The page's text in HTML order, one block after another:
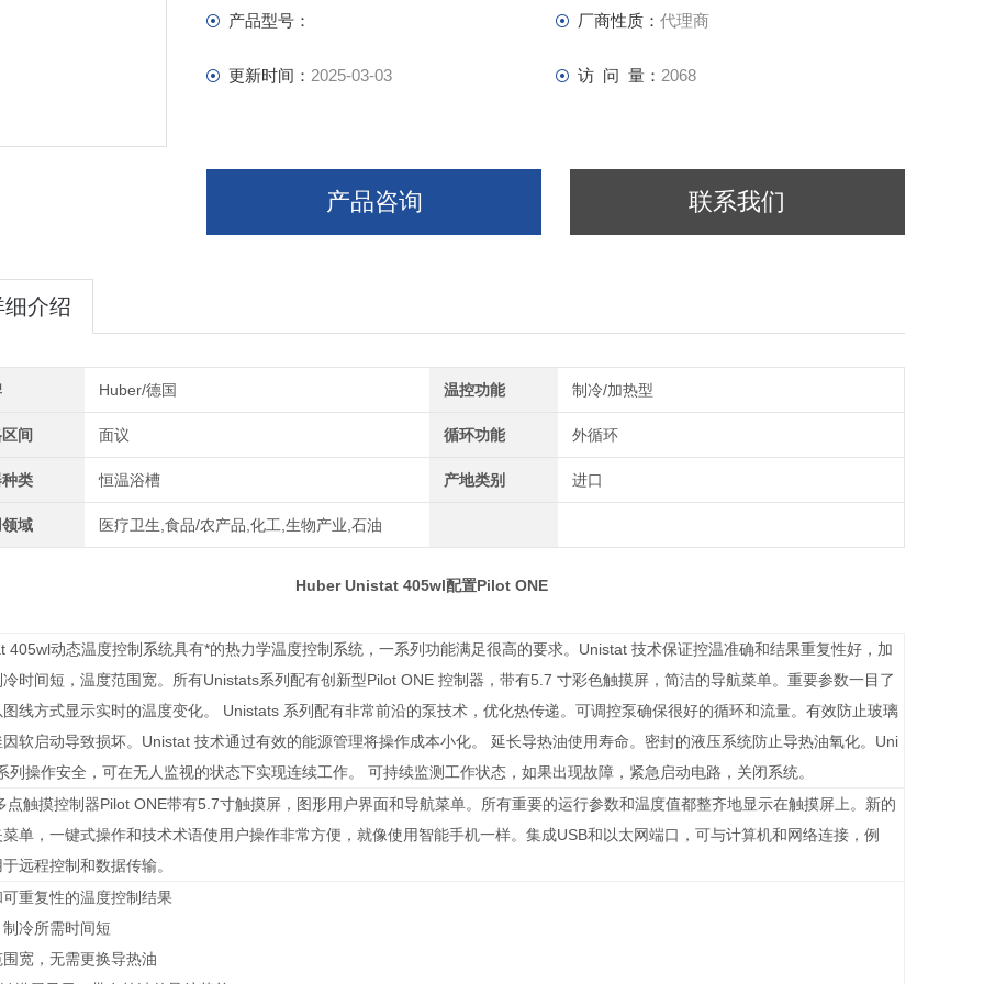
产品型号： 厂商性质： 代理商
更新时间： 2025-03-03 访 问 量： 2068
产品咨询 联系我们
细介绍
Huber/德国 温控功能 制冷/加热型
间 面议 循环功能 外循环
类 恒温浴槽 产地类别 进口
域 医疗卫生,食品/农产品,化工,生物产业,石油
Huber Unistat 405wl配置Pilot ONE
405wl动态温度控制系统具有*的热力学温度控制系统，一系列功能满足很高的要求。Unistat 技术保证控温准确和结果重复性好，加
时间短，温度范围宽。所有Unistats系列配有创新型Pilot ONE 控制器，带有5.7 寸彩色触摸屏，简洁的导航菜单。重要参数一目了
线方式显示实时的温度变化。 Unistats 系列配有非常前沿的泵技术，优化热传递。可调控泵确保很好的循环和流量。有效防止玻璃
软启动导致损坏。Unistat 技术通过有效的能源管理将操作成本小化。 延长导热油使用寿命。密封的液压系统防止导热油氧化。Uni
列操作安全，可在无人监视的状态下实现连续工作。 可持续监测工作状态，如果出现故障，紧急启动电路，关闭系统。
触摸控制器Pilot ONE带有5.7寸触摸屏，图形用户界面和导航菜单。所有重要的运行参数和温度值都整齐地显示在触摸屏上。新的
单，一键式操作和技术术语使用户操作非常方便，就像使用智能手机一样。集成USB和以太网端口，可与计算机和网络连接，例
远程控制和数据传输。
重复性的温度控制结果
冷所需时间短
宽，无需更换导热油